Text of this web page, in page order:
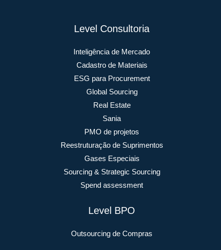
Level Consultoria
Inteligência de Mercado
Cadastro de Materiais
ESG para Procurement
Global Sourcing
Real Estate
Sania
PMO de projetos
Reestruturação de Suprimentos
Gases Especiais
Sourcing & Strategic Sourcing
Spend assessment
Level BPO
Outsourcing de Compras